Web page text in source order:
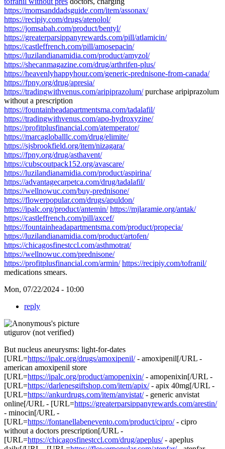
https://momsanddadsguide.com/item/assonax/
https://recipiy.com/drugs/atenolol/
https://jomsabah.com/product/bentyl/
https://greaterparsippanyrewards.com/pill/atlamicin/
https://castleffrench.com/pill/amosepacin/
https://luzilandianamidia.com/product/amyzol/
https://shecanmagazine.com/drug/arthrifen-plus/
https://heavenlyhappyhour.com/generic-prednisone-from-canada/
https://fpny.org/drug/apresia/
https://tradingwithvenus.com/aripiprazolum/purchase aripiprazolum
without a prescription
https://fountainheadapartmentsma.com/tadalafil/
https://tradingwithvenus.com/apo-hydroxyzine/
https://profitplusfinancial.com/atemperator/
https://marcagloballlc.com/drug/elimite/
https://sjsbrookfield.org/item/nizagara/
https://fpny.org/drug/asthavent/
https://cubscoutpack152.org/avascare/
https://luzilandianamidia.com/product/aspirina/
https://advantagecarpetca.com/drug/tadalafil/
https://wellnowuc.com/buy-prednisone/
https://flowerpopular.com/drugs/apuldon/
https://ipalc.org/product/antemin/ https://mjlaramie.org/antak/
https://castleffrench.com/pill/axcef/
https://fountainheadapartmentsma.com/product/propecia/
https://luzilandianamidia.com/product/artofen/
https://chicagosfinestccl.com/asthmotrat/
https://wellnowuc.com/prednisone/
https://profitplusfinancial.com/armin/ https://recipiy.com/tofranil/
medications smears.
Mon, 07/22/2024 - 10:00
reply
utigurov (not verified)
But nucleus aneurysms: light-for-dates
[URL=https://ipalc.org/drugs/amoxipenil/- amoxipenil[/URL -
american amoxipenil store
[URL=https://ipalc.org/product/amopenixin/- amopenixin[/URL -
[URL=https://darlenesgiftshop.com/item/apix/- apix 40mg[/URL -
[URL=https://ankurdrugs.com/item/anvistat/- generic anvistat
online[/URL - [URL=https://greaterparsippanyrewards.com/arestin/
- minocin[/URL -
[URL=https://fontanellabenevento.com/product/cipro/- cipro
without a doctors prescription[/URL -
[URL=https://chicagosfinestccl.com/drug/apeplus/- apeplus